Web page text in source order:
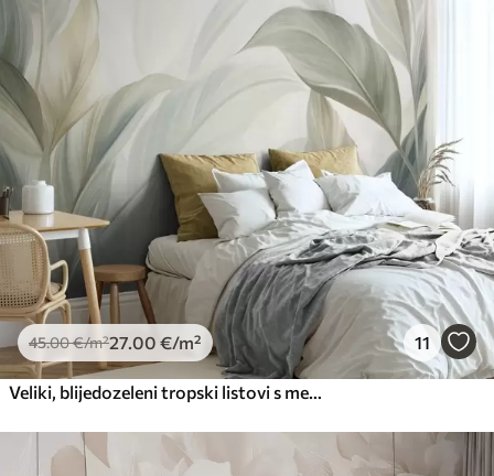
Premium
56 .67 €/m²
Premium vinil
66 40 .00 /m²
Peel and Stick
81.6749.00€/m²
45.00€/m²27 .00 €/m² 11